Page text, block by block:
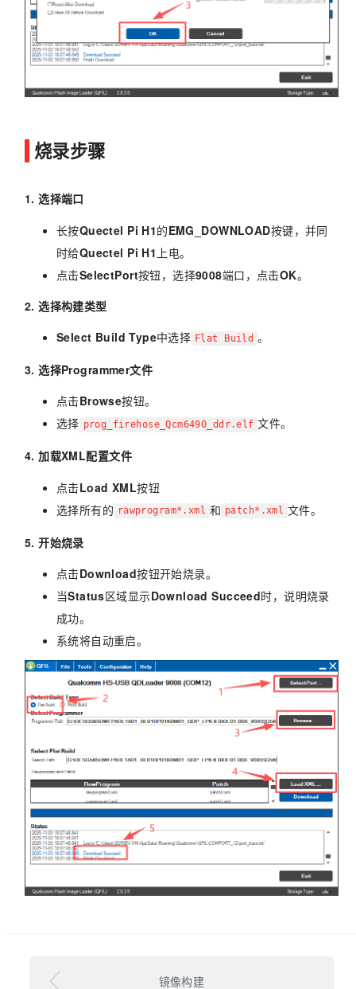
烧录步骤
1. 选择端口
长按Quectel Pi H1的EMG_DOWNLOAD按键，并同
时给Quectel Pi H1 上电。
点击SelectPort按钮，选择9008端口，点击OK。
2. 选择构建类型
Select Build Type中选择 Flat Build 。
3. 选择Programmer文件
点击Browse按钮。
选择 prog_firehose_Qcm6490_ddr.elf 文件。
4. 加载XML配置文件
点击Load XML按钮
选择所有的 rawprogram*.xml 和 patch*.xml 文件。
5. 开始烧录
点击Download按钮开始烧录。
当Status区域显示Download Succeed时，说明烧录
成功。
系统将自动重启。
镜像构建